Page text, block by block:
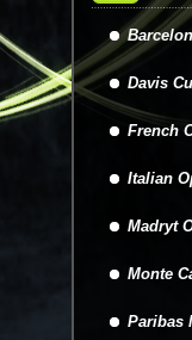
Davis
French
Italian
Madryt
Monte
Paribas